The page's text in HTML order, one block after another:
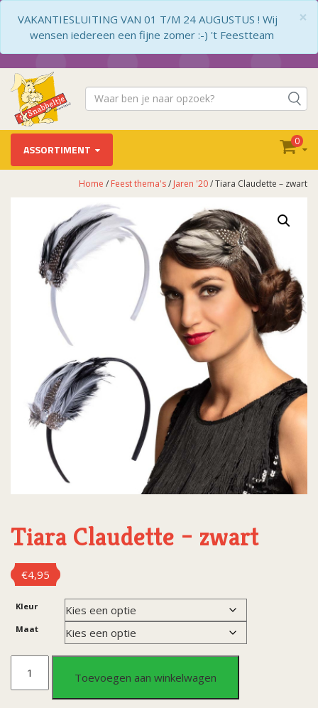
×
VAKANTIESLUITING VAN 01 T/M 24 AUGUSTUS ! Wij
wensen iedereen een fijne zomer :-) 't Feestteam
ASSORTIMENT
0
Home / Feest thema's/ Jaren '20/ Tiara Claudette – zwart
Tiara Claudette – zwart
€4,95
Kleur
Maat
Tiara
Claudette
Toevoegen aan winkelwagen